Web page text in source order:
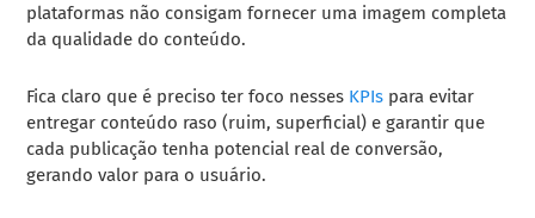
plataformas não consigam fornecer uma imagem completa
da qualidade do conteúdo.
Fica claro que é preciso ter foco nesses KPIs para evitar
entregar conteúdo raso (ruim, superficial) e garantir que
cada publicação tenha potencial real de conversão,
gerando valor para o usuário.